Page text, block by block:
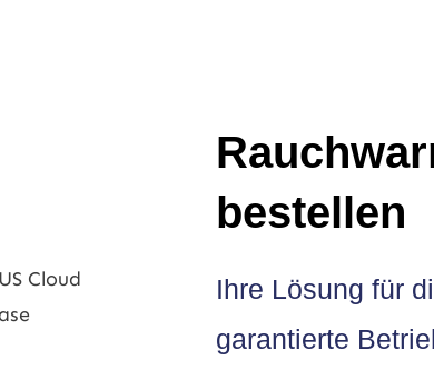
bestellen
Ihre Lösung für
garantierte